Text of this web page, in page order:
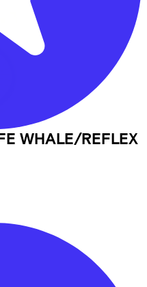
WHALE/REFLEX